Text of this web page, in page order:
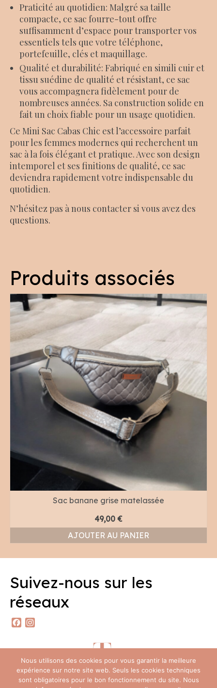
Praticité au quotidien: Malgré sa taille
compacte, ce sac fourre-tout offre
suffisamment d’espace pour transporter vos
essentiels tels que votre téléphone,
portefeuille, clés et maquillage.
Qualité et durabilité: Fabriqué en simili cuir et
tissu suédine de qualité et résistant, ce sac
vous accompagnera fidèlement pour de
nombreuses années. Sa construction solide en
fait un choix fiable pour un usage quotidien.
Ce Mini Sac Cabas Chic est l’accessoire parfait
pour les femmes modernes qui recherchent un
sac à la fois élégant et pratique. Avec son design
intemporel et ses finitions de qualité, ce sac
deviendra rapidement votre indispensable du
quotidien.
N’hésitez pas à nous contacter si vous avez des
questions.
Produits associés
Sac banane grise matelassée
49,00 €
AJOUTER AU PANIER
Suivez-nous sur les
réseaux
Facebook
Nous utilisons des cookies pour vous garantir la meilleure
expérience sur notre site web. Seuls les cookies techniques
sont obligatoires pour le bon fonctionnement du site. Nous